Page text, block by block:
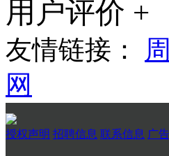
用户评价 +
友情链接：
网
授权声明 招聘信息 联系信息 广